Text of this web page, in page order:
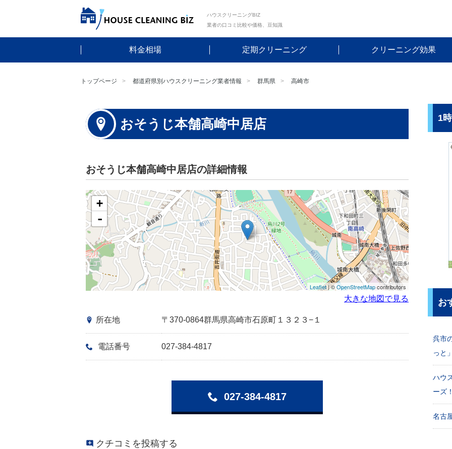
ハウスクリーニングBIZ
業者の口コミ比較や価格、豆知識
料金相場 定期クリーニング クリーニング効果
トップページ 都道府県別ハウスクリーニング業者情報 群馬県 高崎市
おそうじ本舗高崎中居店
おそうじ本舗高崎中居店の詳細情報
+
-
Leaflet| ©OpenStreetMapcontributors
大きな地図で見る
所在地 〒370-0864群馬県高崎市石原町１３２３−１
電話番号 027-384-4817
027-384-4817
クチコミを投稿する
1
お
呉市
っと」
ハウ
ーズ！
名古